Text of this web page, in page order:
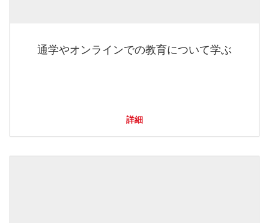
通学やオンラインでの教育について学ぶ
詳細